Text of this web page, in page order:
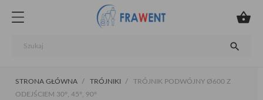


STRONA GŁÓWNA TRÓJNIKI
TRÓJNIK PODWÓJNY Ø600 Z
ODEJŚCIEM 30°, 45°, 90°